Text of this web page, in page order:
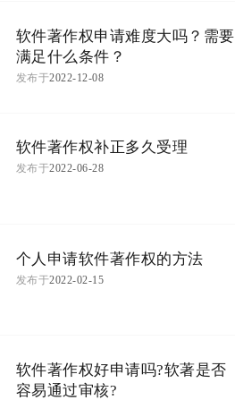
软件著作权申请难度大吗？需要
满足什么条件？
发布于2022-12-08
软件著作权补正多久受理
发布于2022-06-28
个人申请软件著作权的方法
发布于2022-02-15
软件著作权好申请吗?软著是否
容易通过审核?